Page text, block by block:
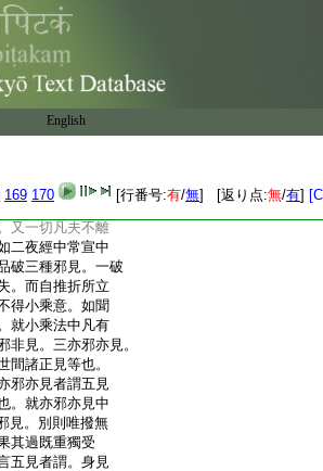
English
169 170 [行番号:有/無] [返り点:無/有]
有二種。一者決
於假名之我也。
二種義。一者令
邪亂。今欲整理
整理何部。答犢
定破此二。故明
法出何文也。答
破無常亦常亦
並破。故知。明
我及斷常。答我
又一切凡夫不離
二夜經中常宣中
破三種邪見。一破
。而自推折所立
得小乘意。如聞
就小乘法中凡有
非見。三亦邪亦見。
間諸正見等也。
邪亦見者謂五見
。就亦邪亦見中
見。別則唯撥無
其過既重獨受
五見者謂。身見